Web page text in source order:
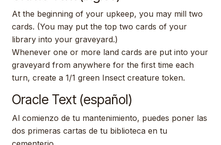
At the beginning of your upkeep, you may mill two
cards. (You may put the top two cards of your
library into your graveyard.)
Whenever one or more land cards are put into your
graveyard from anywhere for the first time each
turn, create a 1/1 green Insect creature token.
Oracle Text (español)
Al comienzo de tu mantenimiento, puedes poner las
dos primeras cartas de tu biblioteca en tu